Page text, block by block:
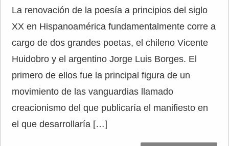
La renovación de la poesía a principios del siglo
XX en Hispanoamérica fundamentalmente corre a
cargo de dos grandes poetas, el chileno Vicente
Huidobro y el argentino Jorge Luis Borges. El
primero de ellos fue la principal figura de un
movimiento de las vanguardias llamado
creacionismo del que publicaría el manifiesto en
el que desarrollaría […]